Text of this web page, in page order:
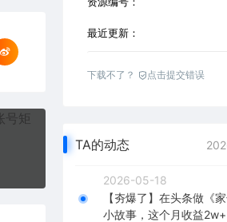
最近更新：
下载不了？ 点击提交错误
TA的动态
2026-05-18
【夯爆了】在头条做《
小故事，这个月收益2w+